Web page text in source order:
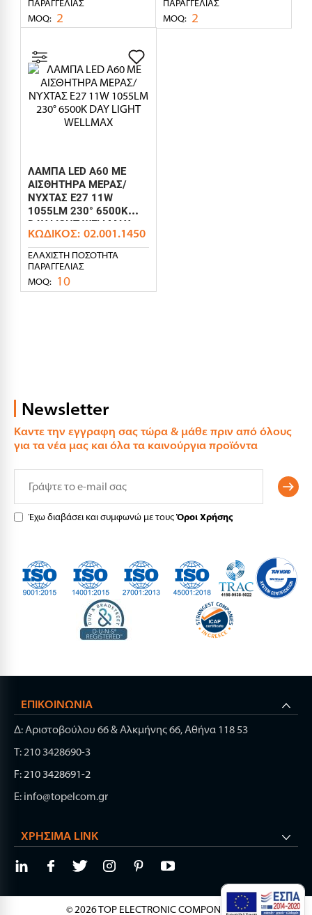
ΠΑΡΑΓΓΕΛΊΑΣ
MOQ: 2
ΠΑΡΑΓΓΕΛΊΑΣ
MOQ: 2
ΛΑΜΠΑ LED A60 ΜΕ
ΑΙΣΘΗΤΗΡΑ ΜΕΡΑΣ/
ΝΥΧΤΑΣ E27 11W
1055LM 230° 6500K
DAY LIGHT WELLMAX
ΚΩΔΙΚΌΣ: 02.001.1450
ΕΛΆΧΙΣΤΗ ΠΟΣΌΤΗΤΑ
ΠΑΡΑΓΓΕΛΊΑΣ
MOQ: 10
Newsletter
Καντε την εγγραφη σας τώρα & μάθε πριν από όλους
για τα νέα μας και όλα τα καινούργια προϊόντα
Έχω διαβάσει και συμφωνώ με τουςΌροι Χρήσης
ΕΠΙΚΟΙΝΩΝΊΑ
Δ: Αριστοβούλου 66 & Αλκμήνης 66, Αθήνα 118 53
Τ: 210 3428690-3
F: 210 3428691-2
E: info@topelcom.gr
ΧΡΉΣΙΜΑ LINK
© 2026 TOP ELECTRONIC COMPONENTS.